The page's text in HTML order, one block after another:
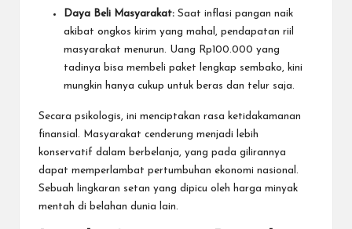
Daya Beli Masyarakat: Saat inflasi pangan naik
akibat ongkos kirim yang mahal, pendapatan riil
masyarakat menurun. Uang Rp100.000 yang
tadinya bisa membeli paket lengkap sembako, kini
mungkin hanya cukup untuk beras dan telur saja.
Secara psikologis, ini menciptakan rasa ketidakamanan
finansial. Masyarakat cenderung menjadi lebih
konservatif dalam berbelanja, yang pada gilirannya
dapat memperlambat pertumbuhan ekonomi nasional.
Sebuah lingkaran setan yang dipicu oleh harga minyak
mentah di belahan dunia lain.